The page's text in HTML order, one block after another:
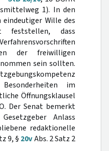
1). In den
Wille des
feststellen, dass
der freiwilligen
sein sollten.
im
Öffnungsklausel
Der Senat bemerkt
Anlass
redaktionelle
9, § 20vAbs. 2 Satz 2